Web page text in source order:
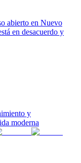
abierto en Nuevo
en desacuerdo y
y
moderna